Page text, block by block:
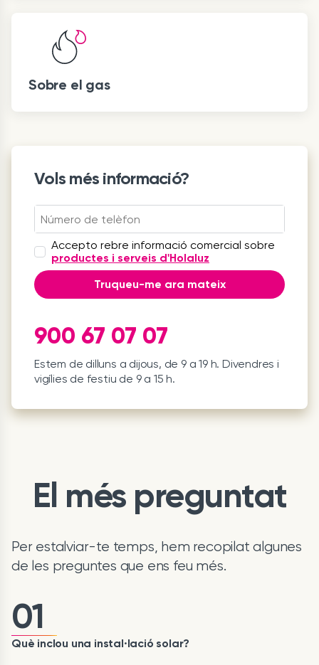
Sobre el gas
Vols més informació?
Accepto rebre informació comercial sobre
productes i serveis d'Holaluz
Truqueu-me ara mateix
900 67 07 07
Estem de dilluns a dijous, de 9 a 19 h. Divendres i
vigílies de festiu de 9 a 15 h.
El més preguntat
Per estalviar-te temps, hem recopilat algunes
de les preguntes que ens feu més.
01
Què inclou una instal·lació solar?